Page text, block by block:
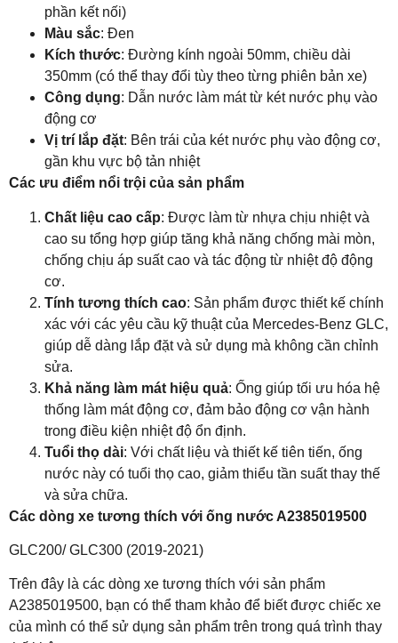
phần kết nối)
Màu sắc: Đen
Kích thước: Đường kính ngoài 50mm, chiều dài
350mm (có thể thay đổi tùy theo từng phiên bản xe)
Công dụng: Dẫn nước làm mát từ két nước phụ vào
động cơ
Vị trí lắp đặt: Bên trái của két nước phụ vào động cơ,
gần khu vực bộ tản nhiệt
Các ưu điểm nổi trội của sản phẩm
Chất liệu cao cấp: Được làm từ nhựa chịu nhiệt và
cao su tổng hợp giúp tăng khả năng chống mài mòn,
chống chịu áp suất cao và tác động từ nhiệt độ động
cơ.
Tính tương thích cao: Sản phẩm được thiết kế chính
xác với các yêu cầu kỹ thuật của Mercedes-Benz GLC,
giúp dễ dàng lắp đặt và sử dụng mà không cần chỉnh
sửa.
Khả năng làm mát hiệu quả: Ống giúp tối ưu hóa hệ
thống làm mát động cơ, đảm bảo động cơ vận hành
trong điều kiện nhiệt độ ổn định.
Tuổi thọ dài: Với chất liệu và thiết kế tiên tiến, ống
nước này có tuổi thọ cao, giảm thiểu tần suất thay thế
và sửa chữa.
Các dòng xe tương thích với ống nước A2385019500
GLC200/ GLC300 (2019-2021)
Trên đây là các dòng xe tương thích với sản phẩm
A2385019500, bạn có thể tham khảo để biết được chiếc xe
của mình có thể sử dụng sản phẩm trên trong quá trình thay